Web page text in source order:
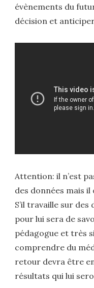
évènements du
décision et
Attention: il n’est
des données mais il
S’il travaille sur
pour lui sera de
pédagogue et très
comprendre du
retour devra être
résultats qui lui